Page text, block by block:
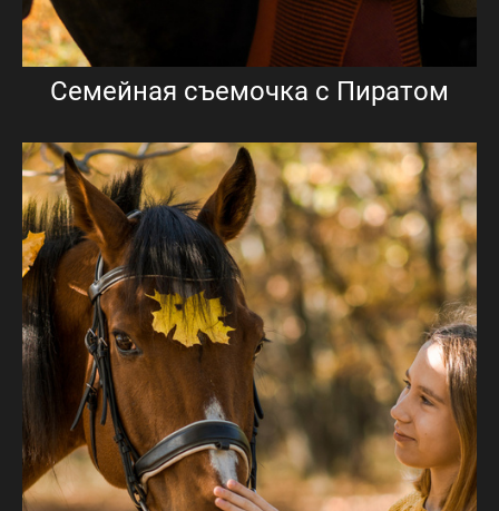
Семейная съемочка с Пиратом